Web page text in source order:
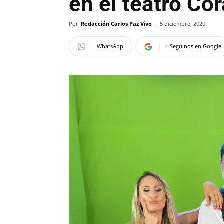
Por Redacción Carlos Paz Vivo - 5 diciembre, 2020
WhatsApp + Seguinos en Google